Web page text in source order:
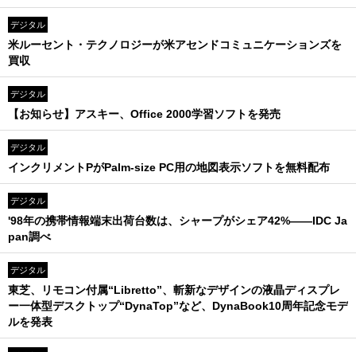
デジタル
米ルーセント・テクノロジーが米アセンドコミュニケーションズを
買収
デジタル
【お知らせ】アスキー、Office 2000学習ソフトを発売
デジタル
インクリメントPがPalm-size PC用の地図表示ソフトを無料配布
デジタル
'98年の携帯情報端末出荷台数は、シャープがシェア42%――IDC Ja
pan調べ
デジタル
東芝、リモコン付属“Libretto”、斬新なデザインの液晶ディスプレ
ー一体型デスクトップ“DynaTop”など、DynaBook10周年記念モデ
ルを発表